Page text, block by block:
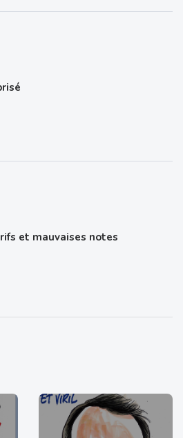
et mauvaises notes